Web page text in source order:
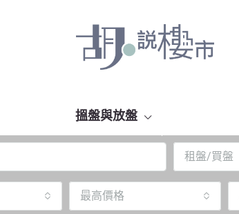
搵盤與放盤
租盤/買盤
最高價格